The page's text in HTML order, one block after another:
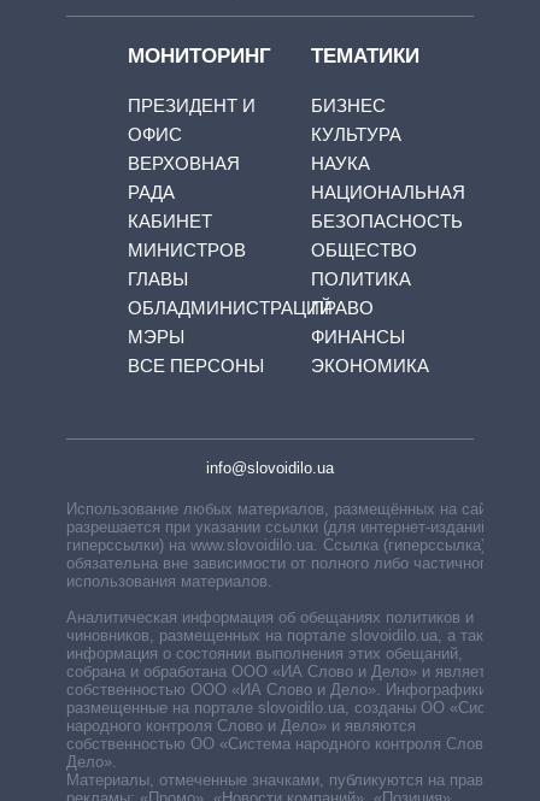
МОНИТОРИНГ
ПРЕЗИДЕНТ И
ОФИС
ВЕРХОВНАЯ
РАДА
КАБИНЕТ
МИНИСТРОВ
ГЛАВЫ
ОБЛАДМИНИСТРАЦИЙ
МЭРЫ
ВСЕ ПЕРСОНЫ
ТЕМАТИКИ
БИЗНЕС
КУЛЬТУРА
НАУКА
НАЦИОНАЛЬНАЯ
БЕЗОПАСНОСТЬ
ОБЩЕСТВО
ПОЛИТИКА
ПРАВО
ФИНАНСЫ
ЭКОНОМИКА
info@slovoidilo.ua
Использование любых материалов, размещённых на сайте,
разрешается при указании ссылки (для интернет-изданий —
гиперссылки) на www.slovoidilo.ua. Ссылка (гиперссылка)
обязательна вне зависимости от полного либо частичного
использования материалов.
Аналитическая информация об обещаниях политиков и
чиновников, размещенных на портале slovoidilo.ua, а также
информация о состоянии выполнения этих обещаний,
собрана и обработана ООО «ИА Слово и Дело» и является
собственностью ООО «ИА Слово и Дело». Инфографики,
размещенные на портале slovoidilo.ua, созданы ОО «Система
народного контроля Слово и Дело» и являются
собственностью ОО «Система народного контроля Слово и
Дело».
Материалы, отмеченные значками, публикуются на правах